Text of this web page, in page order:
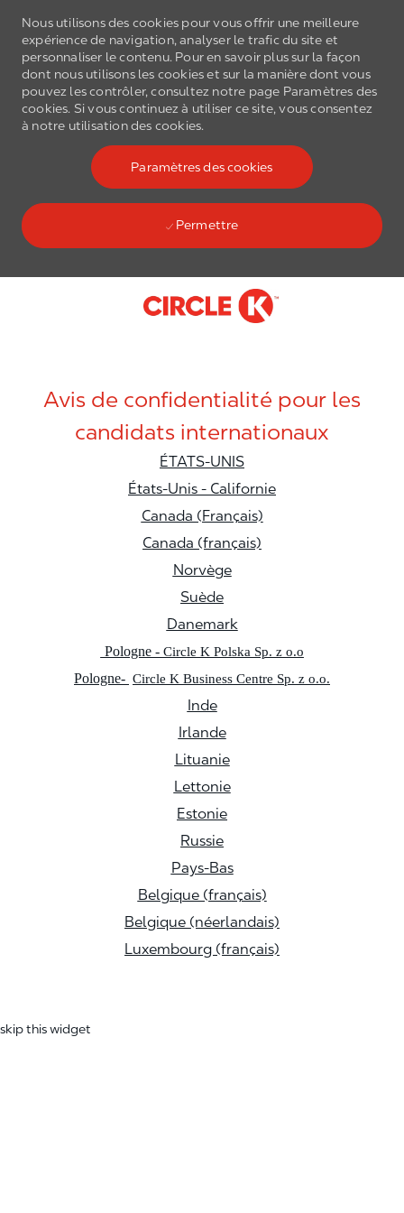
Nous utilisons des cookies pour vous offrir une meilleure
expérience de navigation, analyser le trafic du site et
personnaliser le contenu. Pour en savoir plus sur la façon
dont nous utilisons les cookies et sur la manière dont vous
pouvez les contrôler, consultez notre page Paramètres des
cookies. Si vous continuez à utiliser ce site, vous consentez
à notre utilisation des cookies.
Paramètres des cookies
Permettre
Avis de confidentialité pour les
candidats internationaux
ÉTATS-UNIS
États-Unis - Californie
Canada (Français)
Canada (français)
Norvège
Suède
Danemark
Pologne - Circle K Polska Sp. z o.o
Pologne- Circle K Business Centre Sp. z o.o.
Inde
Irlande
Lituanie
Lettonie
Estonie
Russie
Pays-Bas
Belgique (français)
Belgique (néerlandais)
Luxembourg (français)
skip this widget